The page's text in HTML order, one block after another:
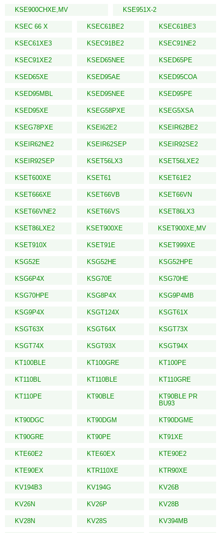
KSE900CHXE,MV KSE951X-2
KSEC 66 X KSEC61BE2 KSEC61BE3
KSEC61XE3 KSEC91BE2 KSEC91NE2
KSEC91XE2 KSED65NEE KSED65PE
KSED65XE KSED95AE KSED95COA
KSED95MBL KSED95NEE KSED95PE
KSED95XE KSEG58PXE KSEG5XSA
KSEG78PXE KSEI62E2 KSEIR62BE2
KSEIR62NE2 KSEIR62SEP KSEIR92SE2
KSEIR92SEP KSET56LX3 KSET56LXE2
KSET600XE KSET61 KSET61E2
KSET666XE KSET66VB KSET66VN
KSET66VNE2 KSET66VS KSET86LX3
KSET86LXE2 KSET900XE KSET900XE,MV
KSET910X KSET91E KSET999XE
KSG52E KSG52HE KSG52HPE
KSG6P4X KSG70E KSG70HE
KSG70HPE KSG8P4X KSG9P4MB
KSG9P4X KSGT124X KSGT61X
KSGT63X KSGT64X KSGT73X
KSGT74X KSGT93X KSGT94X
KT100BLE KT100GRE KT100PE
KT110BL KT110BLE KT110GRE
KT110PE KT90BLE
KT90BLE PR
BU93
KT90DGC KT90DGM KT90DGME
KT90GRE KT90PE KT91XE
KTE60E2 KTE60EX KTE90E2
KTE90EX KTR110XE KTR90XE
KV194B3 KV194G KV26B
KV26N KV26P KV28B
KV28N KV28S KV394MB